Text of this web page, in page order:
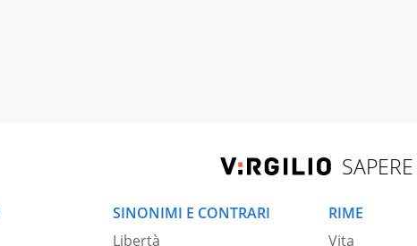
SAPERE
SINONIMI E CONTRARI
Libertà
RIME
Vita